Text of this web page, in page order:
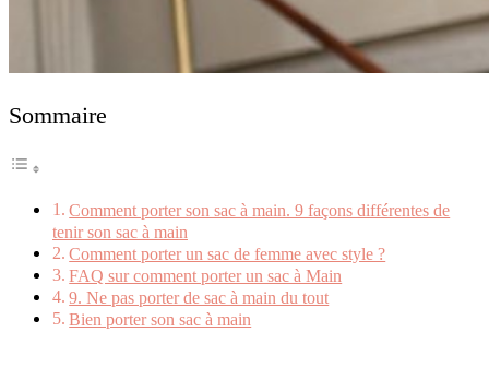
Sommaire
Comment porter son sac à main. 9 façons différentes de
tenir son sac à main
Comment porter un sac de femme avec style ?
FAQ sur comment porter un sac à Main
9. Ne pas porter de sac à main du tout
Bien porter son sac à main